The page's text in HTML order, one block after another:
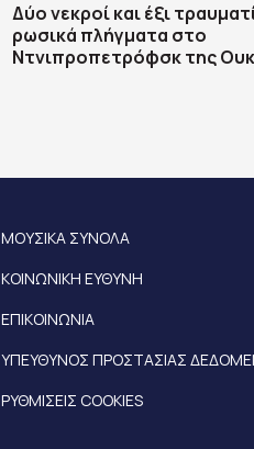
Δύο νεκροί και έξι
ρωσικά πλήγματα στο
Ντνιπροπετρόφσκ της
ΜΟΥΣΙΚΑ ΣΥΝΟΛΑ
ΚΟΙΝΩΝΙΚΗ ΕΥΘΥΝΗ
ΕΠΙΚΟΙΝΩΝΙΑ
ΥΠΕΥΘΥΝΟΣ ΠΡΟΣΤΑΣΙΑΣ
ΡΥΘΜΙΣΕΙΣ COOKIES